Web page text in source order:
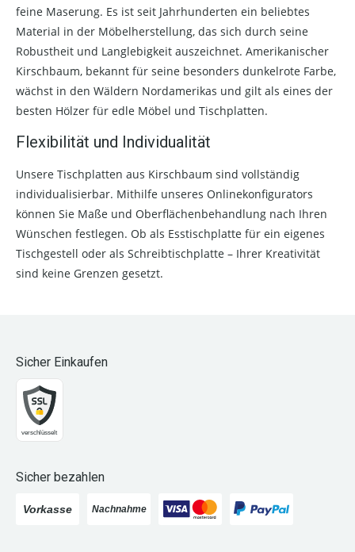
feine Maserung. Es ist seit Jahrhunderten ein beliebtes
Material in der Möbelherstellung, das sich durch seine
Robustheit und Langlebigkeit auszeichnet. Amerikanischer
Kirschbaum, bekannt für seine besonders dunkelrote Farbe,
wächst in den Wäldern Nordamerikas und gilt als eines der
besten Hölzer für edle Möbel und Tischplatten.
Flexibilität und Individualität
Unsere Tischplatten aus Kirschbaum sind vollständig
individualisierbar. Mithilfe unseres Onlinekonfigurators
können Sie Maße und Oberflächenbehandlung nach Ihren
Wünschen festlegen. Ob als Esstischplatte für ein eigenes
Tischgestell oder als Schreibtischplatte – Ihrer Kreativität
sind keine Grenzen gesetzt.
Sicher Einkaufen
Sicher bezahlen